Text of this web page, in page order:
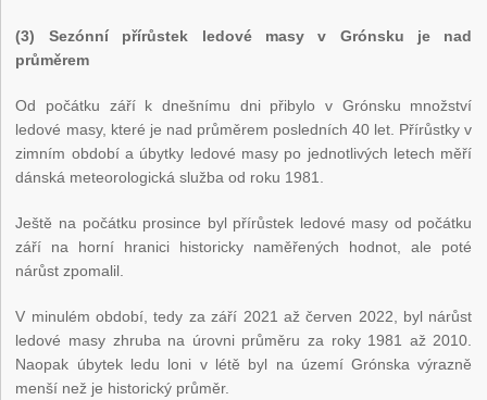
(3) Sezónní přírůstek ledové masy v Grónsku je nad
průměrem
Od počátku září k dnešnímu dni přibylo v Grónsku množství
ledové masy, které je nad průměrem posledních 40 let. Přírůstky v
zimním období a úbytky ledové masy po jednotlivých letech měří
dánská meteorologická služba od roku 1981.
Ještě na počátku prosince byl přírůstek ledové masy od počátku
září na horní hranici historicky naměřených hodnot, ale poté
nárůst zpomalil.
V minulém období, tedy za září 2021 až červen 2022, byl nárůst
ledové masy zhruba na úrovni průměru za roky 1981 až 2010.
Naopak úbytek ledu loni v létě byl na území Grónska výrazně
menší než je historický průměr.